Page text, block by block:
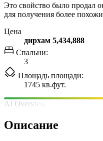
Это свойство было продал
для получения более
Цена
дирхам 5,434,888
Спальни:
3
Площадь площади:
1745 кв.фут.
AI Overview
Описание